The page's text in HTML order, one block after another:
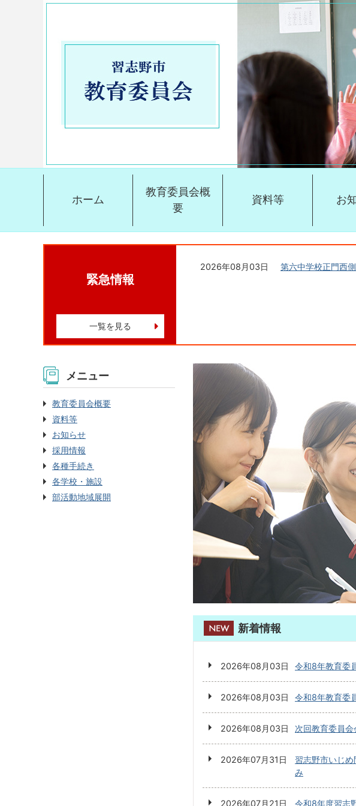
ホーム
教育委員会概
要
資料等 お
緊急情報
一覧を見る
2026年08月03日 第六中学校正門西
メニュー
教育委員会概要
資料等
お知らせ
採用情報
各種手続き
各学校・施設
部活動地域展開
新着情報
2026年08月03日 令和8年教育委
2026年08月03日 令和8年教育委
2026年08月03日 次回教育委員
2026年07月31日
習志野市いじ
み
2026年07月21日 令和8年度習志